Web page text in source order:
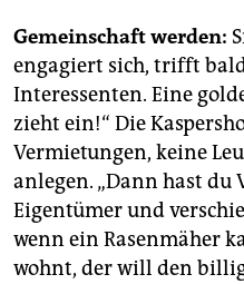
Gemeinschaft werden:
engagiert sich, trifft
Interessenten. Eine
zieht ein!“ Die
Vermietungen, keine
anlegen. „Dann hast
Eigentümer und
wenn ein Rasenmäher
wohnt, der will den